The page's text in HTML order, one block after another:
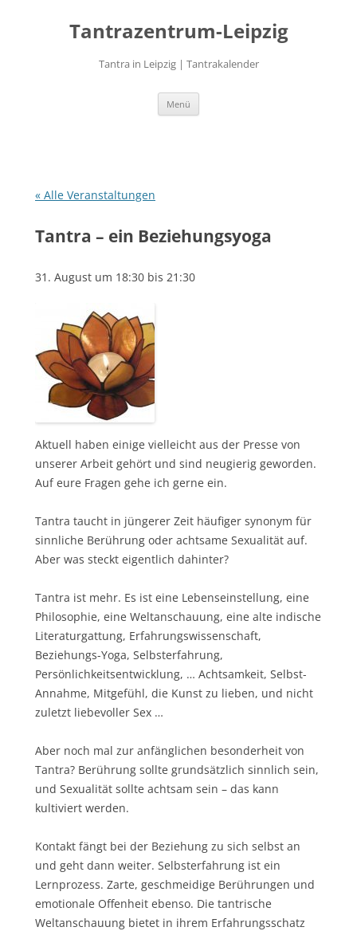
Tantrazentrum-Leipzig
Tantra in Leipzig | Tantrakalender
Menü
« Alle Veranstaltungen
Tantra – ein Beziehungsyoga
31. August um 18:30 bis 21:30
Aktuell haben einige vielleicht aus der Presse von
unserer Arbeit gehört und sind neugierig geworden.
Auf eure Fragen gehe ich gerne ein.
Tantra taucht in jüngerer Zeit häufiger synonym für
sinnliche Berührung oder achtsame Sexualität auf.
Aber was steckt eigentlich dahinter?
Tantra ist mehr. Es ist eine Lebenseinstellung, eine
Philosophie, eine Weltanschauung, eine alte indische
Literaturgattung, Erfahrungswissenschaft,
Beziehungs-Yoga, Selbsterfahrung,
Persönlichkeitsentwicklung, … Achtsamkeit, Selbst-
Annahme, Mitgefühl, die Kunst zu lieben, und nicht
zuletzt liebevoller Sex …
Aber noch mal zur anfänglichen besonderheit von
Tantra? Berührung sollte grundsätzlich sinnlich sein,
und Sexualität sollte achtsam sein – das kann
kultiviert werden.
Kontakt fängt bei der Beziehung zu sich selbst an
und geht dann weiter. Selbsterfahrung ist ein
Lernprozess. Zarte, geschmeidige Berührungen und
emotionale Offenheit ebenso. Die tantrische
Weltanschauung bietet in ihrem Erfahrungsschatz